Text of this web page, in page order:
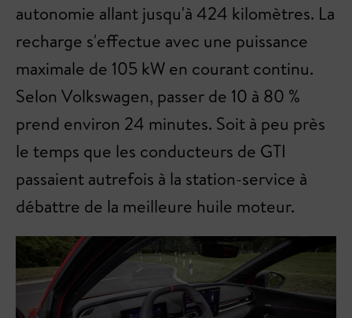
autonomie allant jusqu'à 424 kilomètres. La
recharge s'effectue avec une puissance
maximale de 105 kW en courant continu.
Selon Volkswagen, passer de 10 à 80 %
prend environ 24 minutes. Soit à peu près
le temps que les conducteurs de GTI
passaient autrefois à la station-service à
débattre de la meilleure huile moteur.